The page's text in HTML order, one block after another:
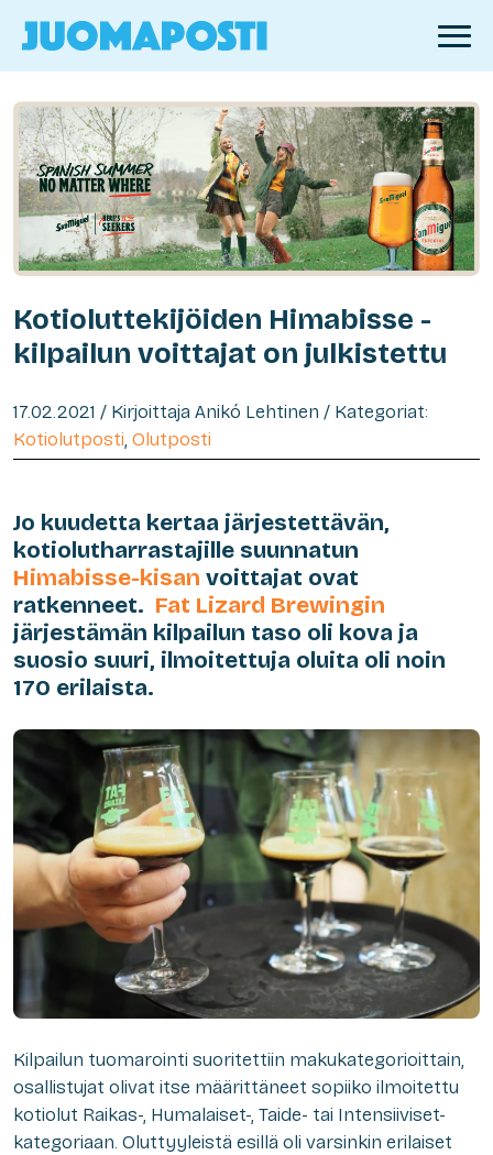
Kotioluttekijöiden Himabisse -
kilpailun voittajat on julkistettu
17.02.2021 / Kirjoittaja Anikó Lehtinen / Kategoriat:
Kotiolutposti, Olutposti
Jo kuudetta kertaa järjestettävän,
kotiolutharrastajille suunnatun
Himabisse-kisan voittajat ovat
ratkenneet. Fat Lizard Brewingin
järjestämän kilpailun taso oli kova ja
suosio suuri, ilmoitettuja oluita oli noin
170 erilaista.
Kilpailun tuomarointi suoritettiin makukategorioittain,
osallistujat olivat itse määrittäneet sopiiko ilmoitettu
kotiolut Raikas-, Humalaiset-, Taide- tai Intensiiviset-
kategoriaan. Oluttyyleistä esillä oli varsinkin erilaiset